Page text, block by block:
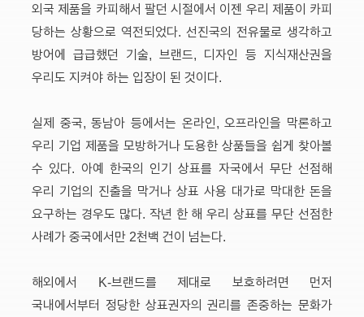
외국 제품을 카피해서 팔던 시절에서 이젠 우리 제품이 카피
당하는 상황으로 역전되었다. 선진국의 전유물로 생각하고
방어에 급급했던 기술, 브랜드, 디자인 등 지식재산권을
우리도 지켜야 하는 입장이 된 것이다.
실제 중국, 동남아 등에서는 온라인, 오프라인을 막론하고
우리 기업 제품을 모방하거나 도용한 상품들을 쉽게 찾아볼
수 있다. 아예 한국의 인기 상표를 자국에서 무단 선점해
우리 기업의 진출을 막거나 상표 사용 대가로 막대한 돈을
요구하는 경우도 많다. 작년 한 해 우리 상표를 무단 선점한
사례가 중국에서만 2천백 건이 넘는다.
해외에서 K-브랜드를 제대로 보호하려면 먼저
국내에서부터 정당한 상표권자의 권리를 존중하는 문화가